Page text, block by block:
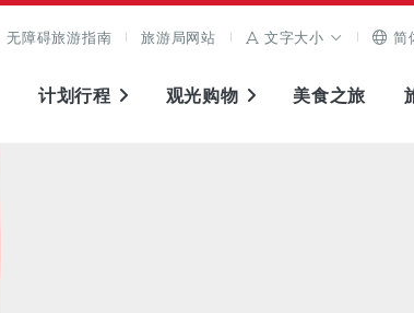
无障碍旅游指南 旅游局网站 文字大小 简
计划行程 观光购物 美食之旅